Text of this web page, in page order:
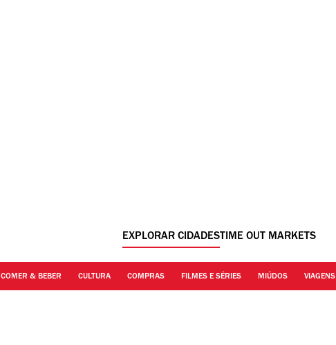
EXPLORAR CIDADESTIME OUT MARKETS
COMER & BEBER CULTURA COMPRAS FILMES E SÉRIES MIÚDOS VIAGENS